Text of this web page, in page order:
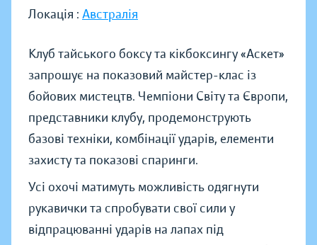
Локація : Австралія
Клуб тайського боксу та кікбоксингу «Аскет»
запрошує на показовий майстер-клас із
бойових мистецтв. Чемпіони Світу та Європи,
представники клубу, продемонструють
базові техніки, комбінації ударів, елементи
захисту та показові спаринги.
Усі охочі матимуть можливість одягнути
рукавички та спробувати свої сили у
відпрацюванні ударів на лапах під